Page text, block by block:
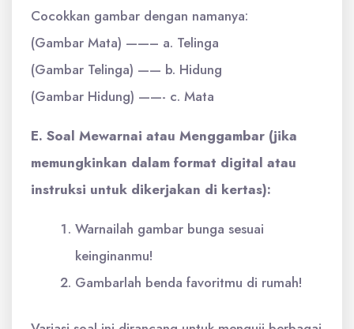
Cocokkan gambar dengan namanya:
(Gambar Mata) ——– a. Telinga
(Gambar Telinga) —— b. Hidung
(Gambar Hidung) ——- c. Mata
E. Soal Mewarnai atau Menggambar (jika
memungkinkan dalam format digital atau
instruksi untuk dikerjakan di kertas):
Warnailah gambar bunga sesuai
keinginanmu!
Gambarlah benda favoritmu di rumah!